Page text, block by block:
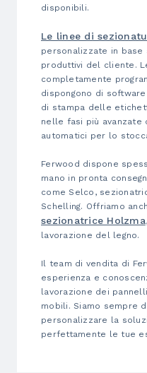
disponibili.
Le linee di
personalizzate in
produttivi del cliente.
completamente
dispongono di
di stampa delle
nelle fasi più avanzate
automatici per lo
Ferwood dispone
mano in pronta
come Selco,
Schelling. Offriamo
sezionatrice Holzma
lavorazione del legno.
Il team di vendita di
esperienza e
lavorazione dei
mobili. Siamo sempre
personalizzare la
perfettamente le tue